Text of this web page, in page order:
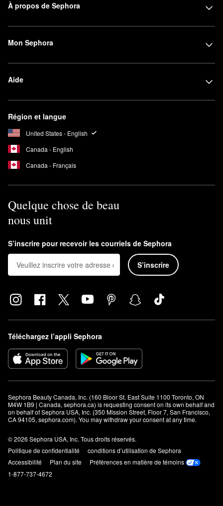
À propos de Sephora
Mon Sephora
Aide
Région et langue
United States - English
Canada - English
Canada - Français
Quelque chose de beau
nous unit
S’inscrire pour recevoir les courriels de Sephora
S’inscrire
Téléchargez l’appli Sephora
Sephora Beauty Canada, Inc. (160 Bloor St. East Suite 1100 Toronto, ON
M4W 1B9 | Canada, sephora.ca) is requesting consent on its own behalf and
on behalf of Sephora USA, Inc. (350 Mission Street, Floor 7, San Francisco,
CA 94105, sephora.com). You may withdraw your consent at any time.
© 2026 Sephora USA, Inc. Tous droits réservés.
Politique de confidentialité
conditions d’utilisation de Sephora
Accessibilité
Plan du site
Préférences en matière de témoins
1-877-737-4672